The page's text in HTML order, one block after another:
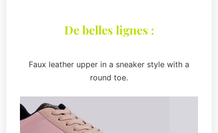
De belles lignes :
Faux leather upper in a sneaker style with a
round toe.